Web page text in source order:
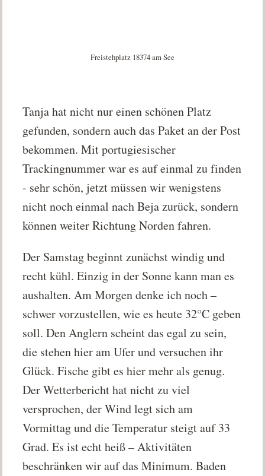
Freistehplatz 18374 am See
Tanja hat nicht nur einen schönen Platz
gefunden, sondern auch das Paket an der Post
bekommen. Mit portugiesischer
Trackingnummer war es auf einmal zu finden
- sehr schön, jetzt müssen wir wenigstens
nicht noch einmal nach Beja zurück, sondern
können weiter Richtung Norden fahren.
Der Samstag beginnt zunächst windig und
recht kühl. Einzig in der Sonne kann man es
aushalten. Am Morgen denke ich noch –
schwer vorzustellen, wie es heute 32°C geben
soll. Den Anglern scheint das egal zu sein,
die stehen hier am Ufer und versuchen ihr
Glück. Fische gibt es hier mehr als genug.
Der Wetterbericht hat nicht zu viel
versprochen, der Wind legt sich am
Vormittag und die Temperatur steigt auf 33
Grad. Es ist echt heiß – Aktivitäten
beschränken wir auf das Minimum. Baden